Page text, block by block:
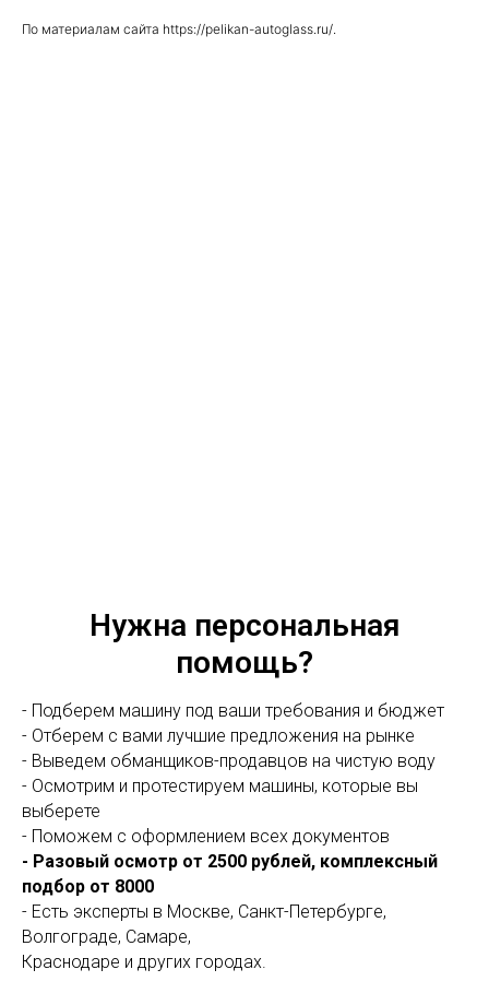
По материалам сайта https://pelikan-autoglass.ru/.
Нужна персональная
помощь?
- Подберем машину под ваши требования и бюджет
- Отберем с вами лучшие предложения на рынке
- Выведем обманщиков-продавцов на чистую воду
- Осмотрим и протестируем машины, которые вы
выберете
- Поможем с оформлением всех документов
- Разовый осмотр от 2500 рублей, комплексный
подбор от 8000
- Есть эксперты в Москве, Санкт-Петербурге,
Волгограде, Самаре,
Краснодаре и других городах.